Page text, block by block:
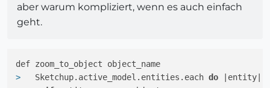
aber warum kompliziert, wenn es auch einfach
geht.
>
  Sketchup.active_model.entities.each
do |entity|